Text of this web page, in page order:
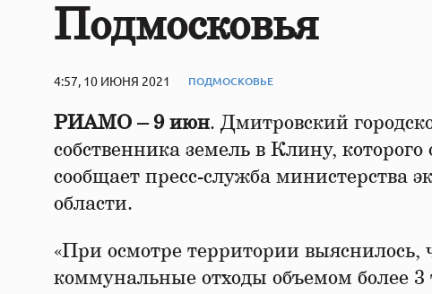
Подмосковья
4:57, 10 ИЮНЯ 2021 ПОДМОСКОВЬЕ
РИАМО – 9 июн. Дмитровский
собственника земель в Клину,
сообщает пресс-служба министерства
области.
«При осмотре территории
коммунальные отходы объемом более